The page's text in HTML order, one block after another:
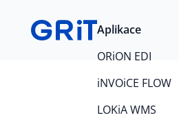
Aplikace
ORiON EDI
iNVOiCE FLOW
LOKiA WMS